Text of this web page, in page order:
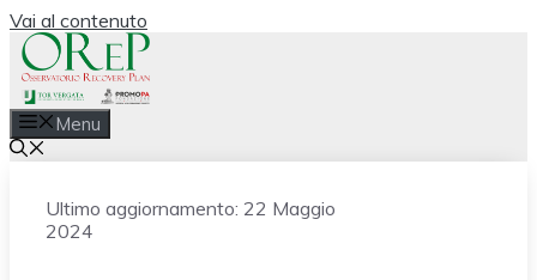
Vai al contenuto
Menu
Ultimo aggiornamento: 22 Maggio
2024